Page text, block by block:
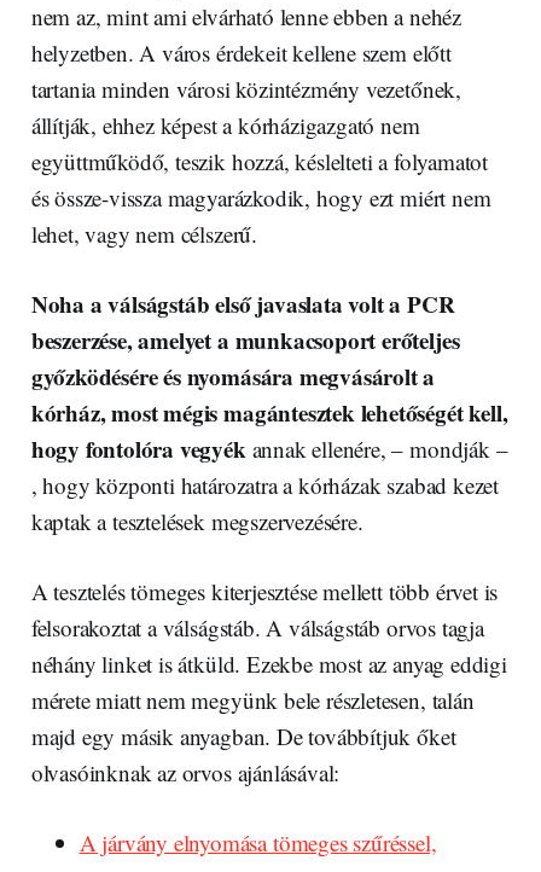
nem az, mint ami elvárható lenne ebben a nehéz
helyzetben. A város érdekeit kellene szem előtt
tartania minden városi közintézmény vezetőnek,
állítják, ehhez képest a kórházigazgató nem
együttműködő, teszik hozzá, késlelteti a folyamatot
és össze-vissza magyarázkodik, hogy ezt miért nem
lehet, vagy nem célszerű.
Noha a válságstáb első javaslata volt a PCR
beszerzése, amelyet a munkacsoport erőteljes
győzködésére és nyomására megvásárolt a
kórház, most mégis magántesztek lehetőségét kell,
hogy fontolóra vegyék annak ellenére, – mondják –
, hogy központi határozatra a kórházak szabad kezet
kaptak a tesztelések megszervezésére.
A tesztelés tömeges kiterjesztése mellett több érvet is
felsorakoztat a válságstáb. A válságstáb orvos tagja
néhány linket is átküld. Ezekbe most az anyag eddigi
mérete miatt nem megyünk bele részletesen, talán
majd egy másik anyagban. De továbbítjuk őket
olvasóinknak az orvos ajánlásával:
A járvány elnyomása tömeges szűréssel,